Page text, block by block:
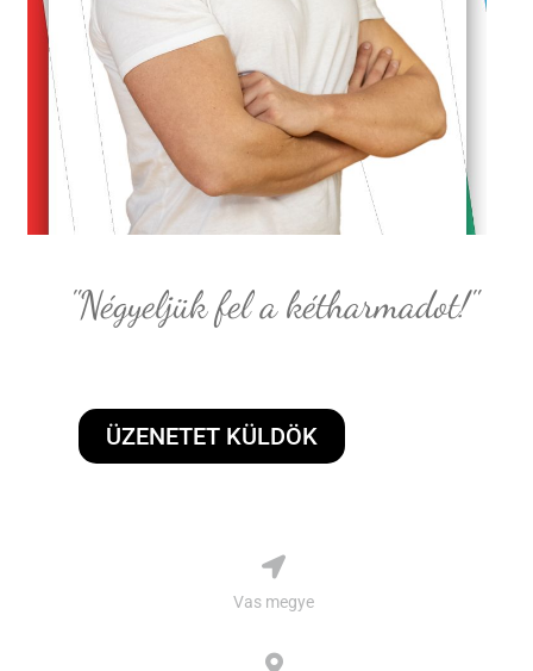
"Négyeljük fel a kétharmadot!"
ÜZENETET KÜLDÖK
Vas megye